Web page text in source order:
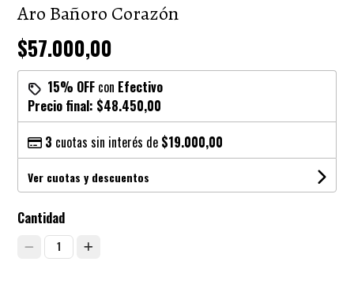
Aro Bañoro Corazón
$57.000,00
15% OFF con Efectivo
Precio final: $48.450,00
3 cuotas sin interés de $19.000,00
Ver cuotas y descuentos
Cantidad
1